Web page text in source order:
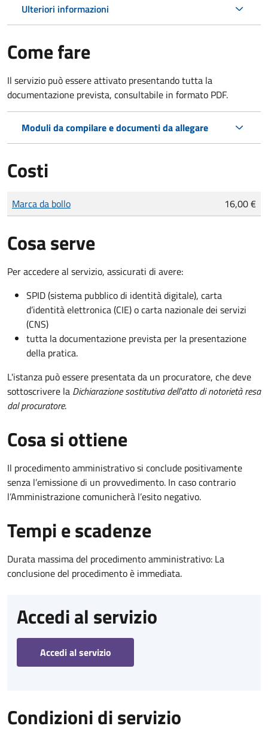
Ulteriori informazioni
Come fare
Il servizio può essere attivato presentando tutta la
documentazione prevista, consultabile in formato PDF.
Moduli da compilare e documenti da allegare
Costi
Tipo di pagamento
Importo
Marca da bollo 16,00 €
Cosa serve
Per accedere al servizio, assicurati di avere:
SPID (sistema pubblico di identità digitale), carta
d’identità elettronica (CIE) o carta nazionale dei servizi
(CNS)
tutta la documentazione prevista per la presentazione
della pratica.
L'istanza può essere presentata da un procuratore, che deve
sottoscrivere la Dichiarazione sostitutiva dell'atto di notorietà resa
dal procuratore.
Cosa si ottiene
Il procedimento amministrativo si conclude positivamente
senza l’emissione di un provvedimento. In caso contrario
l’Amministrazione comunicherà l’esito negativo.
Tempi e scadenze
Durata massima del procedimento amministrativo: La
conclusione del procedimento è immediata.
Accedi al servizio
Accedi al servizio
Condizioni di servizio